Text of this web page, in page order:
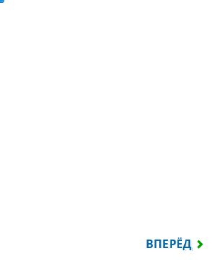
МОЛЧИ ИЛИ ГОВОРИ ЧТО-
ВПЕРЁД